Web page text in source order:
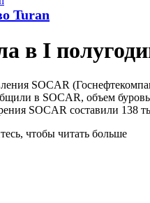
Turan
в I
SOCAR
в SOCAR, объем
SOCAR составили 138
чтобы читать больше